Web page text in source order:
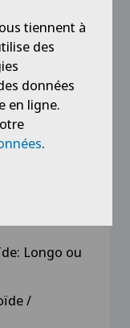
paroi
lap/y
/ biopsies
Longo ou
/
tiennent à
des
données
en ligne.
.